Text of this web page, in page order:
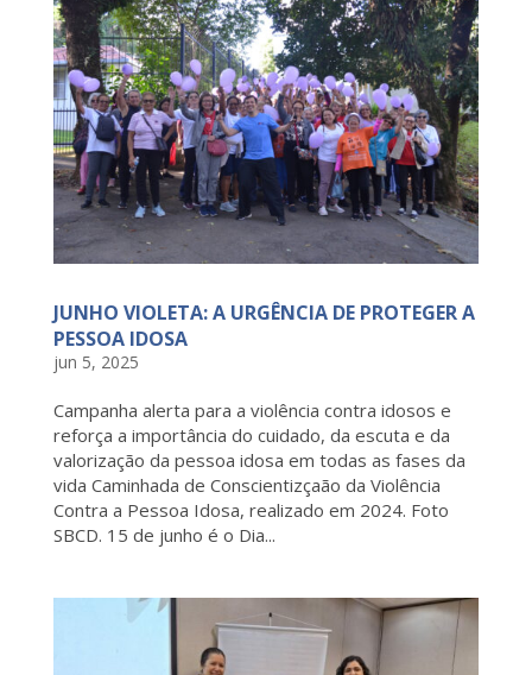
JUNHO VIOLETA: A URGÊNCIA DE PROTEGER A
PESSOA IDOSA
jun 5, 2025
Campanha alerta para a violência contra idosos e
reforça a importância do cuidado, da escuta e da
valorização da pessoa idosa em todas as fases da
vida Caminhada de Conscientizçaão da Violência
Contra a Pessoa Idosa, realizado em 2024. Foto
SBCD. 15 de junho é o Dia...